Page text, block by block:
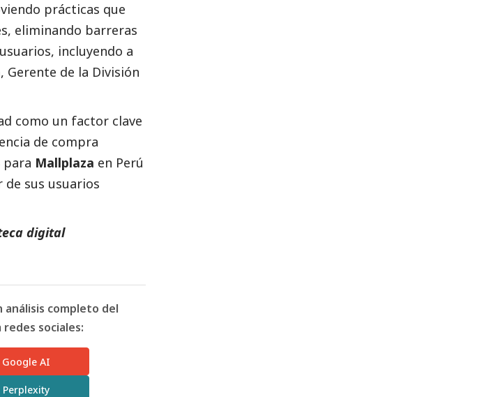
prácticas que
eliminando barreras
incluyendo a
, Gerente de la División
como un factor clave
de compra
para Mallplaza en Perú
de sus usuarios
digital
completo del
sociales:
Google AI
Perplexity